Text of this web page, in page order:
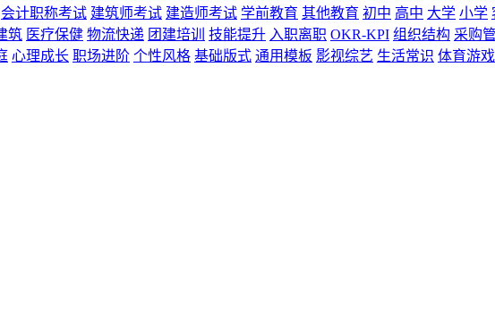
会计职称考试 建筑师考试 建造师考试 学前教育 其他教育 初中 高中 大学 小学
筑 医疗保健 物流快递 团建培训 技能提升 入职离职 OKR-KPI 组织结构 采购
心理成长 职场进阶 个性风格 基础版式 通用模板 影视综艺 生活常识 体育游戏